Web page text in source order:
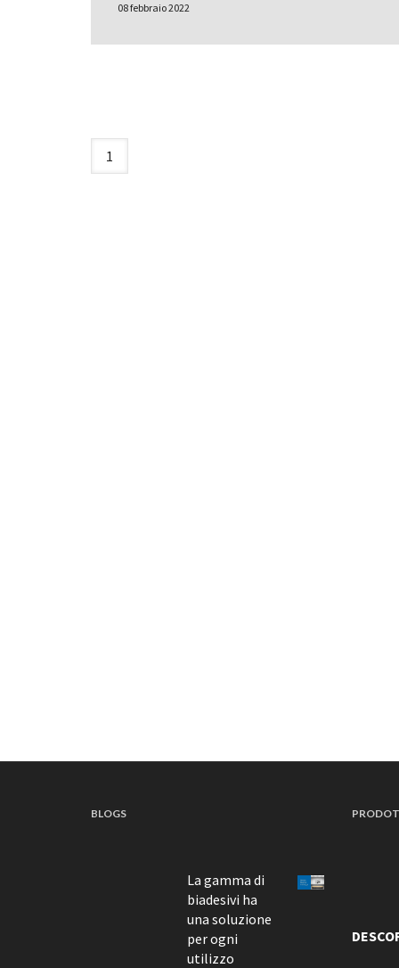
08 febbraio 2022
1
BLOGS
La gamma di
biadesivi ha
una soluzione
per ogni
utilizzo